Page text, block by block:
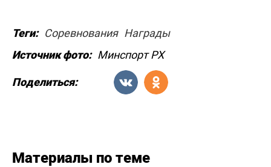
Теги: Соревнования Награды
Источник фото: Минспорт РХ
Поделиться:
Материалы по теме